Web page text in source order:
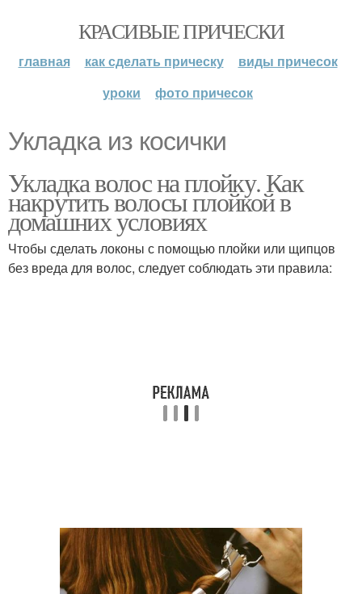
КРАСИВЫЕ ПРИЧЕСКИ
главная как сделать прическу
виды причесок
уроки
фото причесок
Укладка из косички
Укладка волос на плойку. Как
накрутить волосы плойкой в
домашних условиях
Чтобы сделать локоны с помощью плойки или щипцов
без вреда для волос, следует соблюдать эти правила: